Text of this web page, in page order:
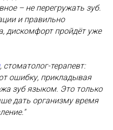
– не перегружать зуб.
и правильно
дискомфорт пройдёт уже
, стоматолог-терапевт:
ошибку, прикладывая
зуб языком. Это только
дать организму время